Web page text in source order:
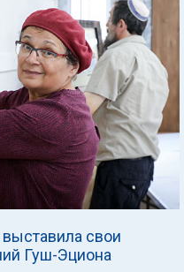
свои
Гуш-Эциона